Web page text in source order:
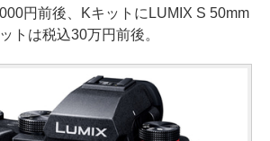
円前後、KキットにLUMIX S 50mm
トは税込30万円前後。